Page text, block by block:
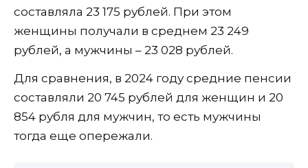
составляла 23 175 рублей. При этом
женщины получали в среднем 23 249
рублей, а мужчины – 23 028 рублей.
Для сравнения, в 2024 году средние пенсии
составляли 20 745 рублей для женщин и 20
854 рубля для мужчин, то есть мужчины
тогда еще опережали.